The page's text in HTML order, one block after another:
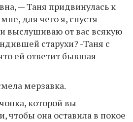
— Таня придвинулась к
для чего я, спустя
выслушиваю от вас всякую
старухи? -Таня с
ей ответит бывшая
мерзавка.
которой вы
чтобы она оставила в покое